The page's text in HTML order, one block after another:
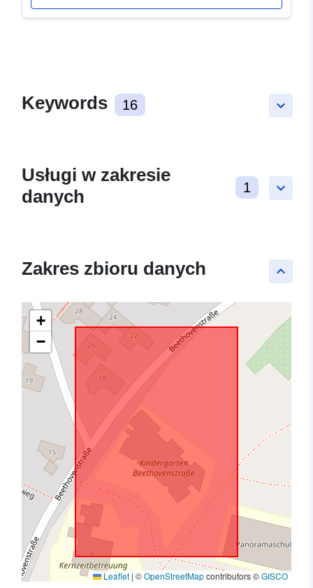
keyboard_arrow_down
Keywords 16
keyboard_arrow_down
Usługi w zakresie
danych
1
keyboard_arrow_up
Zakres zbioru danych
+
−
Leaflet | ©OpenStreetMapcontributors ©GISCO